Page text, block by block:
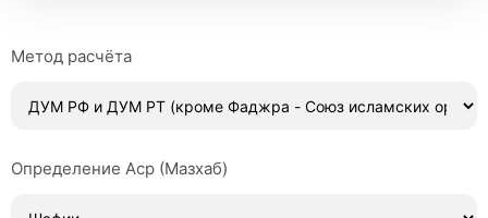
Метод расчёта
Определение Аср (Мазхаб)